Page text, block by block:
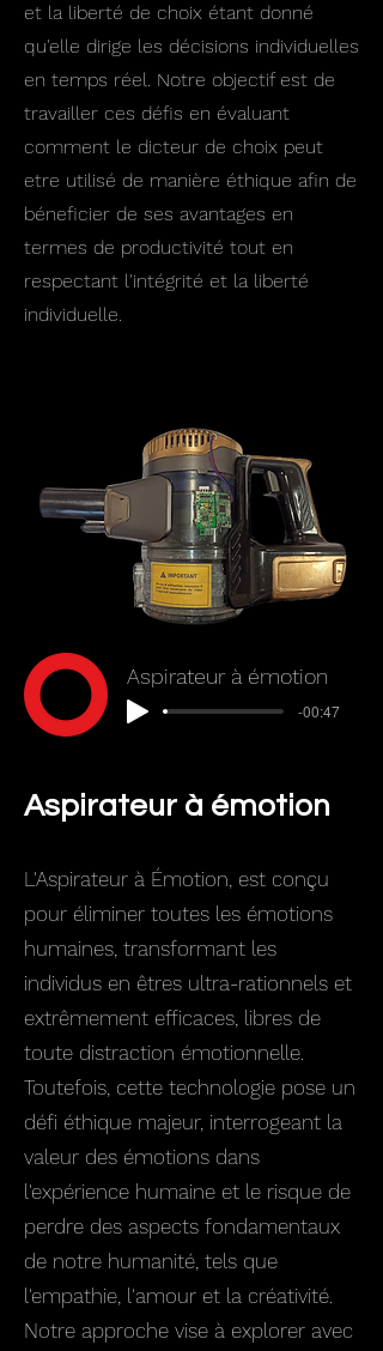
et la liberté de choix étant donné
qu'elle dirige les décisions individuelles
en temps réel. Notre objectif est de
travailler ces défis en évaluant
comment le dicteur de choix peut
etre utilisé de manière éthique afin de
béneficier de ses avantages en
termes de productivité tout en
respectant l'intégrité et la liberté
individuelle.
Aspirateur à émotion
-00:47
Aspirateur à émotion
L'Aspirateur à Émotion, est conçu
pour éliminer toutes les émotions
humaines, transformant les
individus en êtres ultra-rationnels et
extrêmement efficaces, libres de
toute distraction émotionnelle.
Toutefois, cette technologie pose un
défi éthique majeur, interrogeant la
valeur des émotions dans
l'expérience humaine et le risque de
perdre des aspects fondamentaux
de notre humanité, tels que
l'empathie, l'amour et la créativité.
Notre approche vise à explorer avec